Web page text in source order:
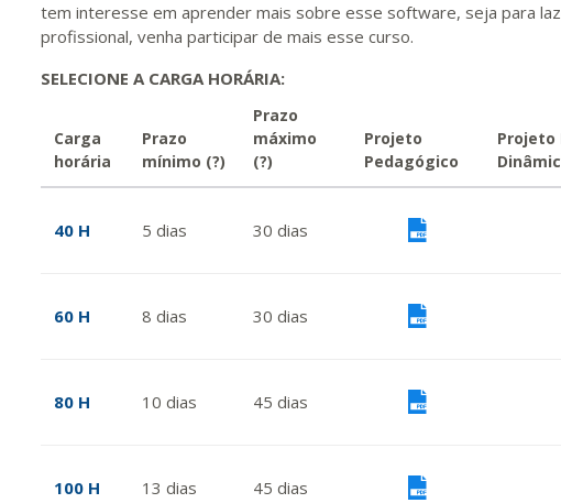
tem interesse em aprender mais sobre esse software, seja para
profissional, venha participar de mais esse curso.
SELECIONE A CARGA HORÁRIA:
Carga
horária
Prazo
mínimo (?)
Prazo
máximo
(?)
Projeto
Pedagógico
Projeto
40 H 5 dias 30 dias
60 H 8 dias 30 dias
80 H 10 dias 45 dias
100 H 13 dias 45 dias